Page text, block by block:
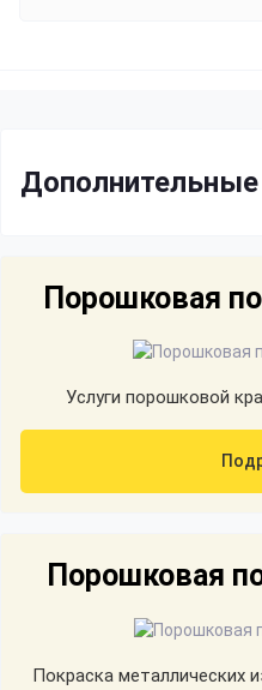
Дополнительные
Порошковая
Услуги порошковой
Порошковая
Покраска металлических